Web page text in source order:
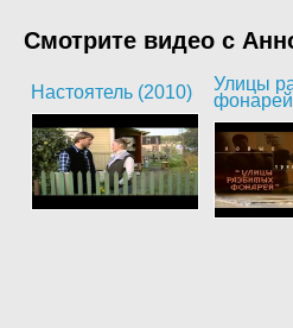
Смотрите видео с
Настоятель (2010)
Улицы
фонарей